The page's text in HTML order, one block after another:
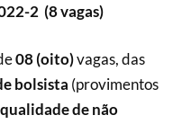
2 (8 vagas)
08 (oito)vagas, das
bolsista (provimentos
qualidadede não